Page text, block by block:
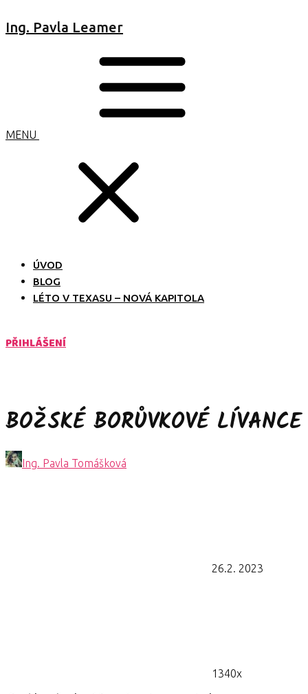
Ing. Pavla Leamer
MENU
ÚVOD
BLOG
LÉTO V TEXASU – NOVÁ KAPITOLA
PŘIHLÁŠENÍ
BOŽSKÉ BORŮVKOVÉ LÍVANCE
Ing. Pavla Tomášková
26.2. 2023
1340x